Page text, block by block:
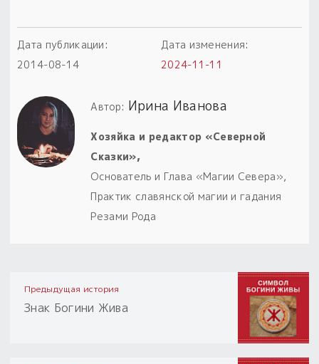
Дата публикации:
2014-08-14
Дата изменения:
2024-11-11
Автор: Ирина Иванова
Хозяйка и редактор «Северной
Сказки»,
Основатель и Глава «Магии Севера»,
Практик славянской магии и гадания
Резами Рода
Предыдущая история
Знак Богини Жива